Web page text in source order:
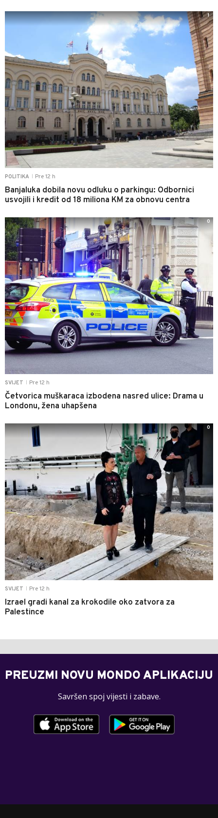
POLITIKA Pre 12 h
Banjaluka dobila novu odluku o parkingu: Odbornici
usvojili i kredit od 18 miliona KM za obnovu centra
1
SVIJET Pre 12 h
Četvorica muškaraca izbodena nasred ulice: Drama u
Londonu, žena uhapšena
0
SVIJET Pre 12 h
Izrael gradi kanal za krokodile oko zatvora za
Palestince
0
PREUZMI NOVU MONDO APLIKACIJU
Savršen spoj vijesti i zabave.